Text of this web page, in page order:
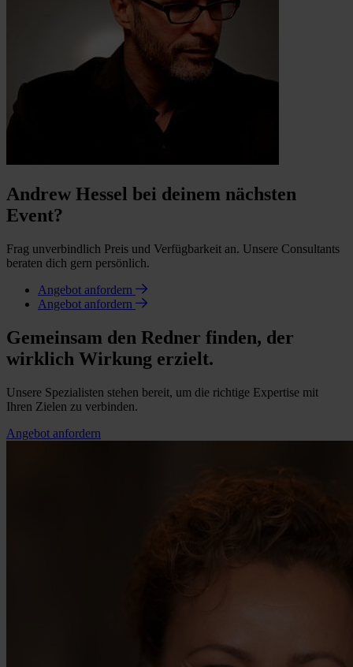
Andrew Hessel bei deinem nächsten
Event?
Frag unverbindlich Preis und Verfügbarkeit an. Unsere Consultants
beraten dich gern persönlich.
Angebot anfordern
Angebot anfordern
Gemeinsam den Redner finden, der
wirklich Wirkung erzielt.
Unsere Spezialisten stehen bereit, um die richtige Expertise mit
Ihren Zielen zu verbinden.
Angebot anfordern